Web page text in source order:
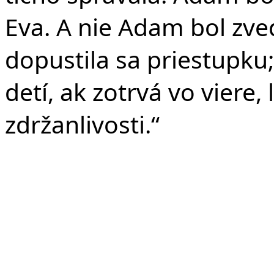
Eva. A nie Adam bol
dopustila sa
detí, ak zotrvá vo viere,
zdržanlivosti.“